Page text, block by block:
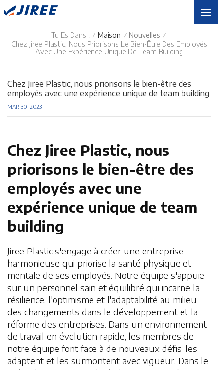
Tu Es Dans : / Maison / Nouvelles /
Chez Jiree Plastic, Nous Priorisons Le Bien-Être Des Employés
Avec Une Expérience Unique De Team Building
Chez Jiree Plastic, nous priorisons le bien-être des
employés avec une expérience unique de team building
MAR 30, 2023
Chez Jiree Plastic, nous
priorisons le bien-être des
employés avec une
expérience unique de team
building
Jiree Plastic s'engage à créer une entreprise
harmonieuse qui priorise la santé physique et
mentale de ses employés. Notre équipe s'appuie
sur un personnel sain et équilibré qui incarne la
résilience, l'optimisme et l'adaptabilité au milieu
des changements dans le développement et la
réforme des entreprises. Dans un environnement
de travail en évolution rapide, les membres de
notre équipe font face à de nouveaux défis, les
adaptent et les surmontent avec vigueur. Dans le